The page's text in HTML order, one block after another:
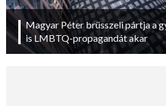
Magyar Péter brüsszeli pártja a
is LMBTQ-propagandát akar